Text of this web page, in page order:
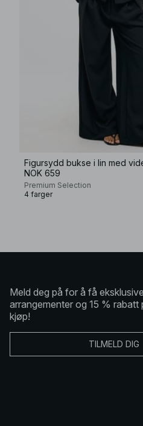
Figursydd bukse i lin med
NOK 659
Premium Selection
4 farger
Meld deg på for å få
arrangementer og 15 % rabatt
kjøp!
TILMELD DIG